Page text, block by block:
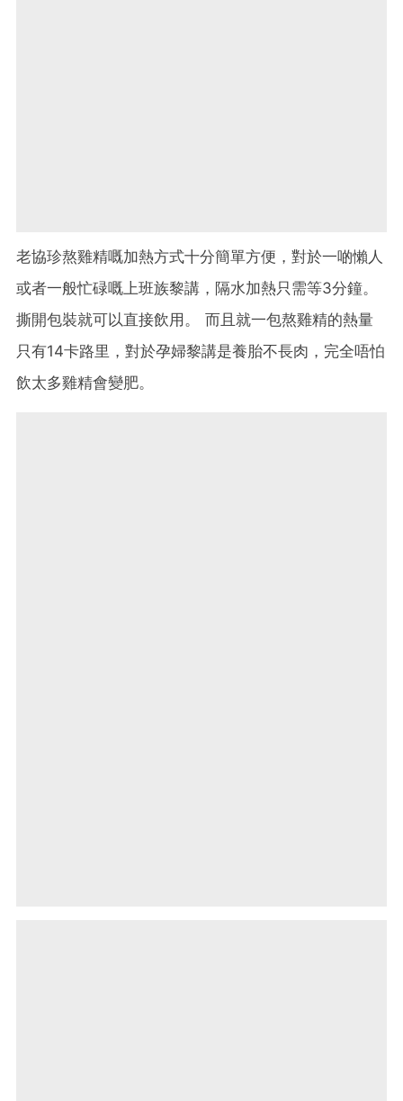
老協珍熬雞精嘅加熱方式十分簡單方便，對於一啲懶人
或者一般忙碌嘅上班族黎講，隔水加熱只需等3分鐘。
撕開包裝就可以直接飲用。 而且就一包熬雞精的熱量
只有14卡路里，對於孕婦黎講是養胎不長肉，完全唔怕
飲太多雞精會變肥。